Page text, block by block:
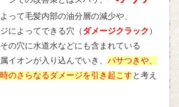
って毛髪内部の油分層の減少や、
によってできる穴（ ダメージクラック ）
の穴に水道水などにも含まれている
イオンが入り込んでいき、 パサつきや、
のさらなるダメージを引き起こす と考え